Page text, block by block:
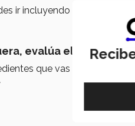
ir incluyendo en tu rutina son:
evalúa el menú
que vas a ingerir. Si